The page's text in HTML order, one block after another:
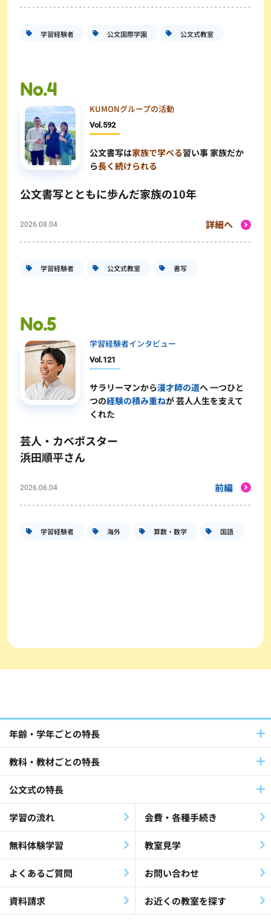
学習経験者 公文国際学園 公文式教室
KUMONグループの活動
Vol.592
公文書写は家族で学べる習い事 家族だか
ら長く続けられる
公文書写とともに歩んだ家族の10年
2026.08.04 詳細へ
学習経験者 公文式教室 書写
学習経験者インタビュー
Vol.121
サラリーマンから漫才師の道へ 一つひと
つの経験の積み重ねが 芸人人生を支えて
くれた
芸人・カベポスター
浜田順平さん
2026.06.04 前編
学習経験者 海外 算数・数学 国語
年齢・学年ごとの特長
教科・教材ごとの特長
公文式の特長
学習の流れ 会費・各種手続き
無料体験学習 教室見学
よくあるご質問 お問い合わせ
資料請求 お近くの教室を探す